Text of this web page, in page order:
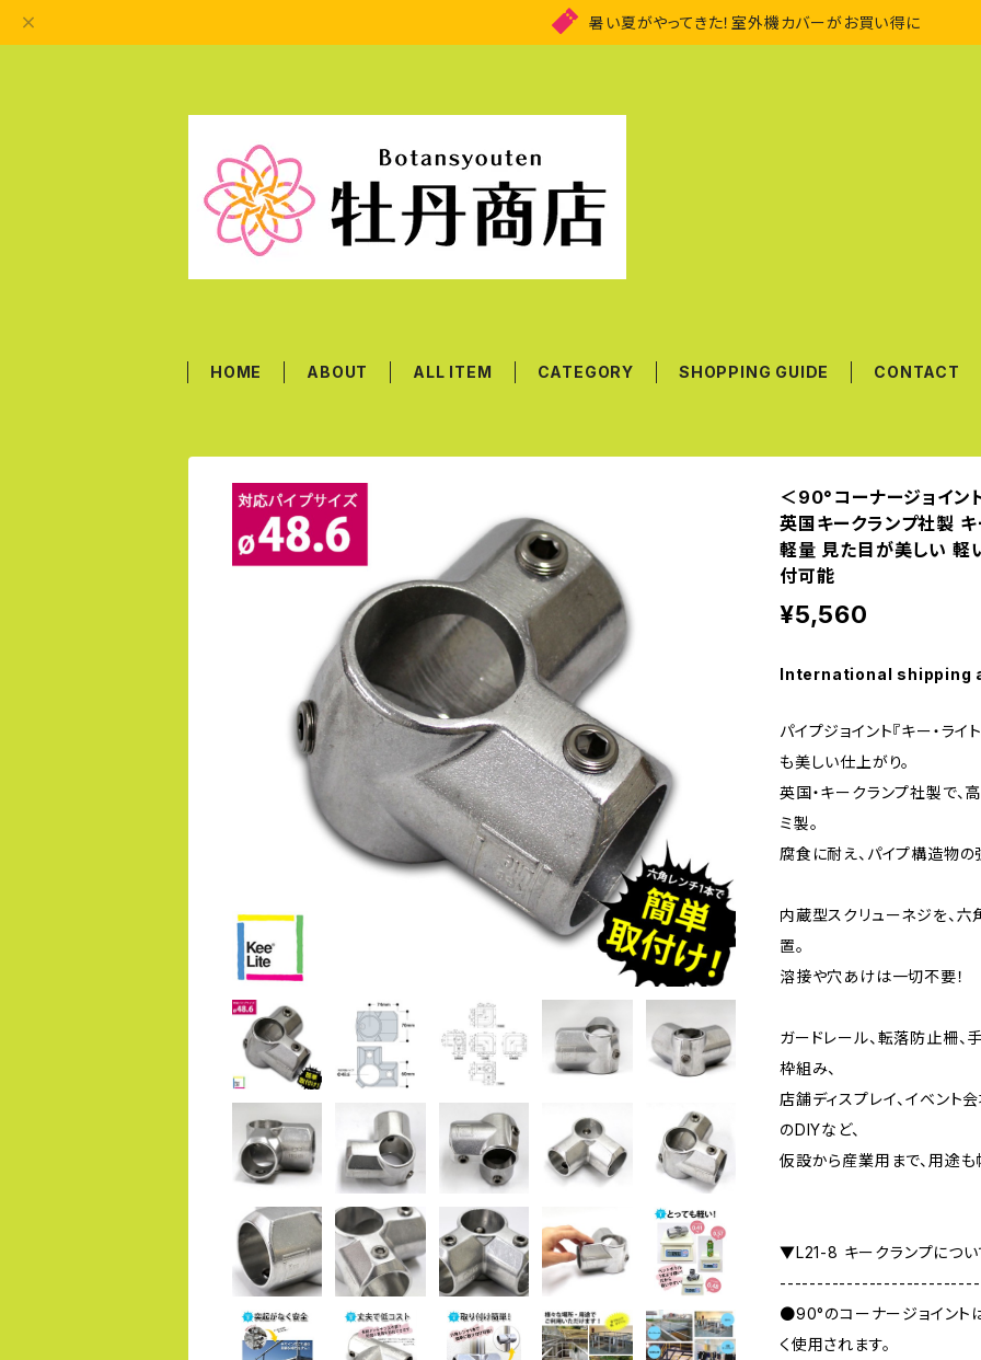
暑い夏がやってきた！室外機カバーがお買い得に
HOME ABOUT ALL ITEM CATEGORY SHOPPING GUIDE CONTACT
＜90°コーナージョイ
英国キークランプ社製 キ
軽量 見た目が美しい 軽
付可能
¥5,560
International shipping
パイプジョイント『キー・ラ
も美しい仕上がり。
英国・キークランプ社製で
ミ製。
腐食に耐え、パイプ構造物の
内蔵型スクリューネジを、
置。
溶接や穴あけは一切不要！
ガードレール、転落防止柵、
枠組み、
店舗ディスプレイ、イベント
のDIYなど、
仮設から産業用まで、用途も
▼L21-8 キークランプについ
●90°のコーナージョイント
く使用されます。